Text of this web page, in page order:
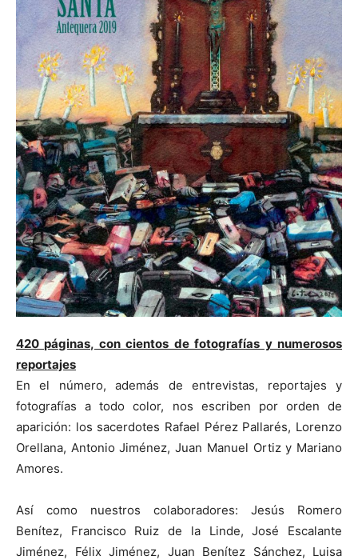
420 páginas, con cientos de fotografías y numerosos
reportajes
En el número, además de entrevistas, reportajes y
fotografías a todo color, nos escriben por orden de
aparición: los sacerdotes Rafael Pérez Pallarés, Lorenzo
Orellana, Antonio Jiménez, Juan Manuel Ortiz y Mariano
Amores.
Así como nuestros colaboradores: Jesús Romero
Benítez, Francisco Ruiz de la Linde, José Escalante
Jiménez, Félix Jiménez, Juan Benítez Sánchez, Luisa